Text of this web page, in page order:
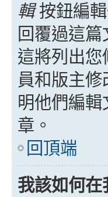
輯按鈕編輯
回覆過這
這將列出
員和版主
明他們編
章。
回頂端
我該如何在